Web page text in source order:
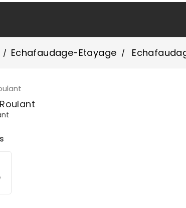
Echafaudage-Etayage